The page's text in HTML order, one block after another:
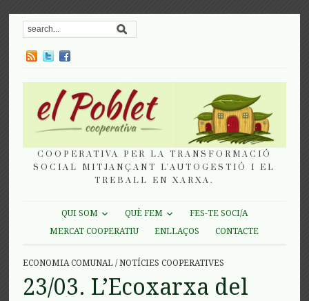
COOPERATIVA PER LA TRANSFORMACIÓ
SOCIAL MITJANÇANT L'AUTOGESTIÓ I EL
TREBALL EN XARXA.
QUI SOM QUÈ FEM
FES-TE SOCI/A
MERCAT COOPERATIU
ENLLAÇOS CONTACTE
ECONOMIA COMUNAL /NOTÍCIES COOPERATIVES
23/03. L’Ecoxarxa del